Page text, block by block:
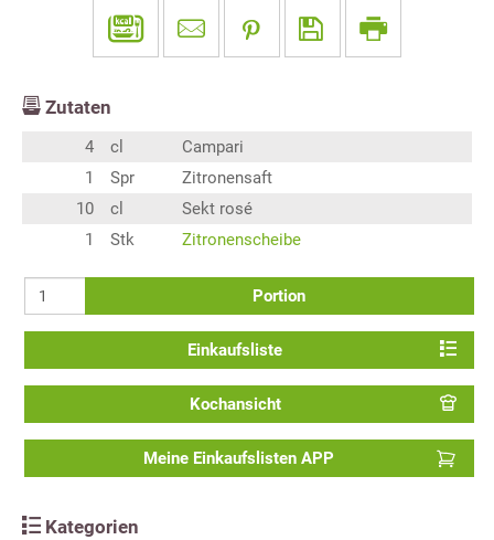
Zutaten
4 cl
Campari
1
Spr
Zitronensaft
10
cl
Sekt rosé
1
Stk Zitronenscheibe
Portion
Einkaufsliste
Kochansicht
Meine Einkaufslisten APP
Kategorien